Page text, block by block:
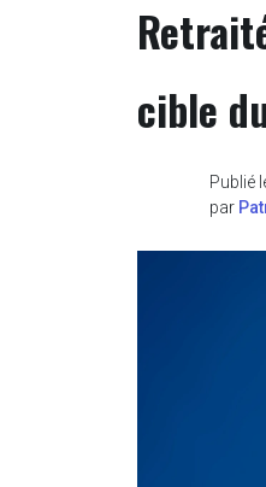
cible
Publié
par